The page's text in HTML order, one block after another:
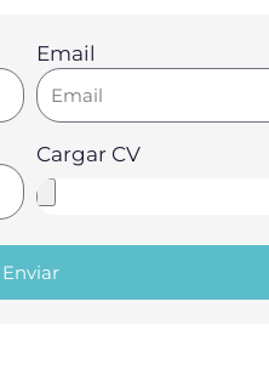
Email
Cargar CV
Enviar